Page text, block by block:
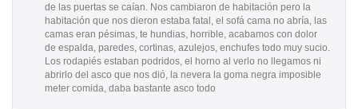
de las puertas se caían. Nos cambiaron de habitación pero la
habitación que nos dieron estaba fatal, el sofá cama no abría, las
camas eran pésimas, te hundias, horrible, acabamos con dolor
de espalda, paredes, cortinas, azulejos, enchufes todo muy sucio.
Los rodapiés estaban podridos, el horno al verlo no llegamos ni
abrirlo del asco que nos dió, la nevera la goma negra imposible
meter comida, daba bastante asco todo